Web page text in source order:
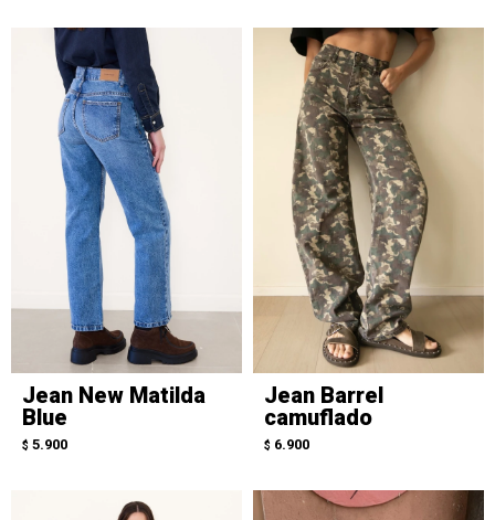
Jean New Matilda
Blue
$ 5.900
Jean Barrel
camuflado
$ 6.900